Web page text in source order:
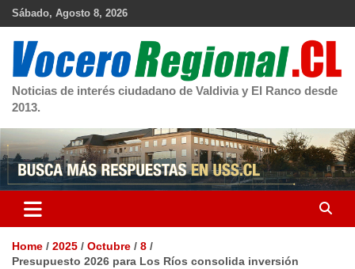
Skip
Sábado, Agosto 8, 2026
Noticias de interés ciudadano de Valdivia y El Ranco desde
2013.
Home 2025 Octubre
8
Presupuesto 2026 para Los Ríos consolida inversión